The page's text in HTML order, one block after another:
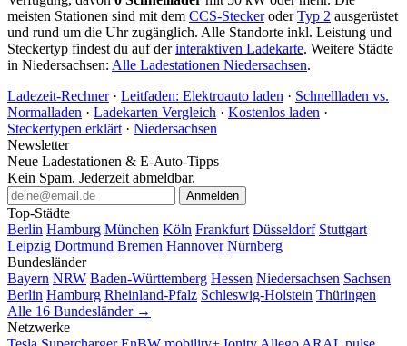
meisten Stationen sind mit dem CCS-SteckeroderTyp 2 ausgerüstet
und rund um die Uhr zugänglich. Alle Standorte inkl. Leistung und
Steckertyp findest du auf derinteraktiven Ladekarte. Weitere Städte
in Niedersachsen: Alle Ladestationen Niedersachsen.
Ladezeit-Rechner · Leitfaden: Elektroauto laden · Schnellladen vs.
Normalladen · Ladekarten Vergleich · Kostenlos laden ·
Steckertypen erklärt · Niedersachsen
Newsletter
Neue Ladestationen & E-Auto-Tipps
Kein Spam. Jederzeit abmeldbar.
Anmelden
Top-Städte
Berlin Hamburg München Köln Frankfurt Düsseldorf Stuttgart
Leipzig Dortmund Bremen Hannover Nürnberg
Bundesländer
Bayern NRW Baden-Württemberg Hessen Niedersachsen Sachsen
Berlin Hamburg Rheinland-Pfalz Schleswig-Holstein Thüringen
Alle 16 Bundesländer →
Netzwerke